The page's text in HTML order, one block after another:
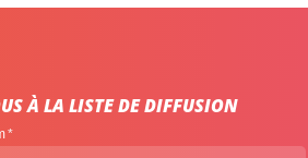
À LA LISTE DE DIFFUSION